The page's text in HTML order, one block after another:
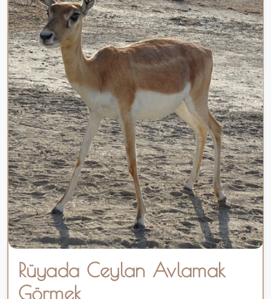
Rüyada Ceylan Avlamak
Görmek